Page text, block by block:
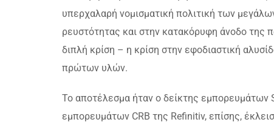
υπερχαλαρή νομισματική πολιτική των
ρευστότητας και στην κατακόρυφη άνοδο της
διπλή κρίση – η κρίση στην εφοδιαστική
πρώτων υλών.
Το αποτέλεσμα ήταν ο δείκτης εμπορευμάτων
εμπορευμάτων CRB της Refinitiv, επίσης,